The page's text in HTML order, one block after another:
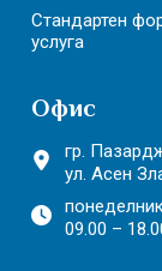
Стандартен
услуга
Офис
гр.
ул. Асен
09.00 –